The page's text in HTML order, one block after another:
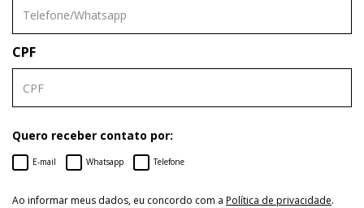
CPF
Quero receber contato por:
E-mail Whatsapp Telefone
Ao informar meus dados, eu concordo com a Política de privacidade.